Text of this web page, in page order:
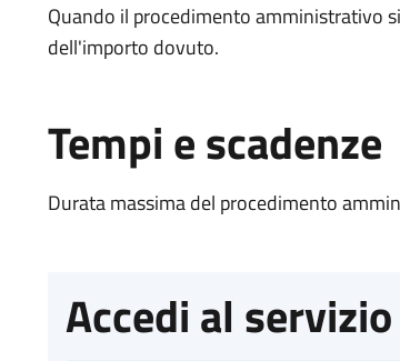
Quando il procedimento amministrativo
dell'importo dovuto.
Tempi e scadenze
Durata massima del procedimento
Accedi al servizio